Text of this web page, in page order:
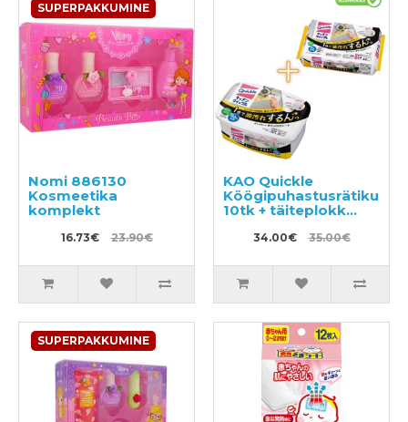
SUPERPAKKUMINE
Nomi 886130
Kosmeetika
komplekt
16.73€ 23.90€
KAO Quickle
Köögipuhastusrätikud
10tk + täiteplokk
34.00€ 35.00€
SUPERPAKKUMINE